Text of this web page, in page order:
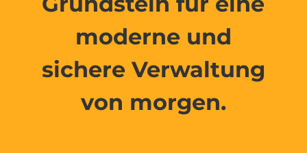
moderne und
sichere Verwaltung
von morgen.